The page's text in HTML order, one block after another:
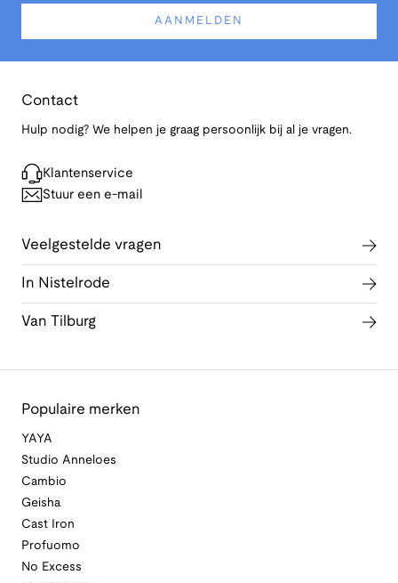
AANMELDEN
Contact
Hulp nodig? We helpen je graag persoonlijk bij al je vragen.
Klantenservice
Stuur een e-mail
Veelgestelde vragen
In Nistelrode
Van Tilburg
Populaire merken
YAYA
Studio Anneloes
Cambio
Geisha
Cast Iron
Profuomo
No Excess